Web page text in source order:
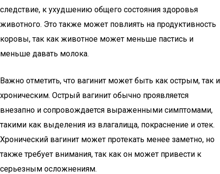
следствие, к ухудшению общего состояния здоровья
животного. Это также может повлиять на продуктивность
коровы, так как животное может меньше пастись и
меньше давать молока.
Важно отметить, что вагинит может быть как острым, так и
хроническим. Острый вагинит обычно проявляется
внезапно и сопровождается выраженными симптомами,
такими как выделения из влагалища, покраснение и отек.
Хронический вагинит может протекать менее заметно, но
также требует внимания, так как он может привести к
серьезным осложнениям.